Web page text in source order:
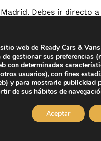
Debes ir directo
con un cliente
te da tiempo de
un coche desde el
tarde.Te está
y no tienes ni que
y concentrarte en tu
web de Ready Cars &
de gestionar sus preferencias
con determinadas
usuarios), con fines
y para mostrarle publicidad
de sus hábitos de
Aceptar